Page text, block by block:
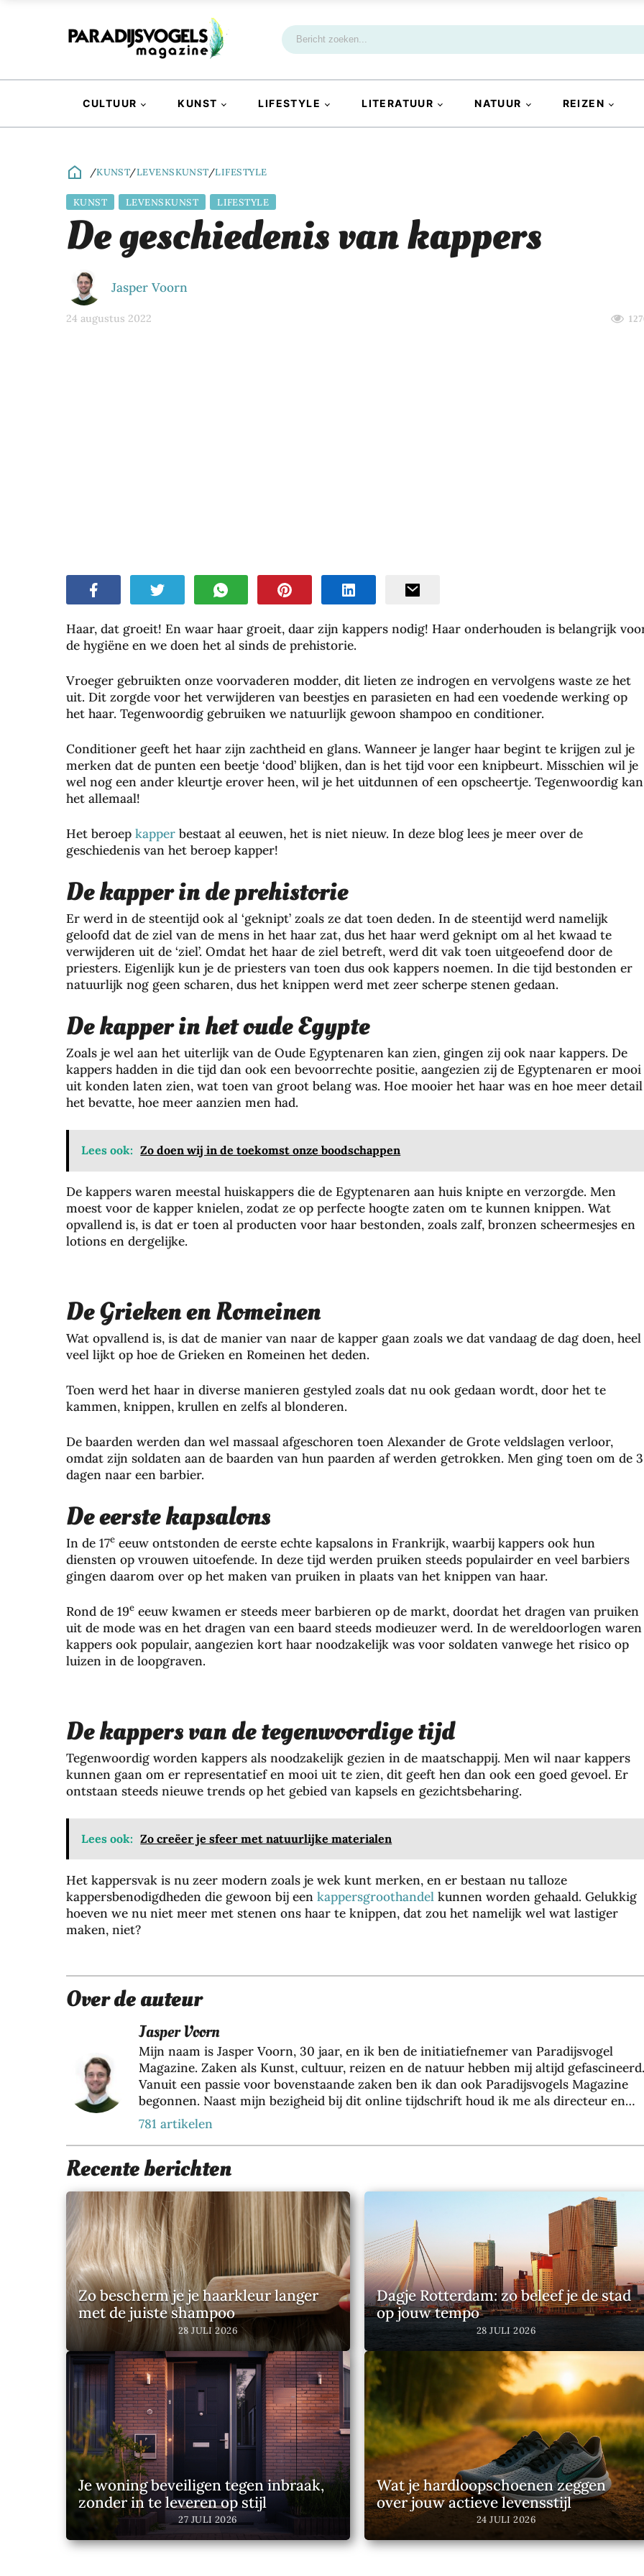
CULTUUR KUNST LIFESTYLE LITERATUUR NATUUR REIZEN
/KUNST/LEVENSKUNST/LIFESTYLE
KUNST LEVENSKUNST LIFESTYLE
De geschiedenis van kappers
Jasper Voorn
24 augustus 2022
Haar, dat groeit! En waar haar groeit, daar zijn kappers nodig! Haar onderhouden is belangrijk
de hygiëne en we doen het al sinds de prehistorie.
Vroeger gebruikten onze voorvaderen modder, dit lieten ze indrogen en vervolgens waste ze het
uit. Dit zorgde voor het verwijderen van beestjes en parasieten en had een voedende werking op
het haar. Tegenwoordig gebruiken we natuurlijk gewoon shampoo en conditioner.
Conditioner geeft het haar zijn zachtheid en glans. Wanneer je langer haar begint te krijgen zul je
merken dat de punten een beetje ‘dood’ blijken, dan is het tijd voor een knipbeurt. Misschien wil je
wel nog een ander kleurtje erover heen, wil je het uitdunnen of een opscheertje. Tegenwoordig kan
het allemaal!
Het beroep kapper bestaat al eeuwen, het is niet nieuw. In deze blog lees je meer over de
geschiedenis van het beroep kapper!
De kapper in de prehistorie
Er werd in de steentijd ook al ‘geknipt’ zoals ze dat toen deden. In de steentijd werd namelijk
geloofd dat de ziel van de mens in het haar zat, dus het haar werd geknipt om al het kwaad te
verwijderen uit de ‘ziel’. Omdat het haar de ziel betreft, werd dit vak toen uitgeoefend door de
priesters. Eigenlijk kun je de priesters van toen dus ook kappers noemen. In die tijd bestonden er
natuurlijk nog geen scharen, dus het knippen werd met zeer scherpe stenen gedaan.
De kapper in het oude Egypte
Zoals je wel aan het uiterlijk van de Oude Egyptenaren kan zien, gingen zij ook naar kappers. De
kappers hadden in die tijd dan ook een bevoorrechte positie, aangezien zij de Egyptenaren er mooi
uit konden laten zien, wat toen van groot belang was. Hoe mooier het haar was en hoe meer detail
het bevatte, hoe meer aanzien men had.
Lees ook: Zo doen wij in de toekomst onze boodschappen
De kappers waren meestal huiskappers die de Egyptenaren aan huis knipte en verzorgde. Men
moest voor de kapper knielen, zodat ze op perfecte hoogte zaten om te kunnen knippen. Wat
opvallend is, is dat er toen al producten voor haar bestonden, zoals zalf, bronzen scheermesjes en
lotions en dergelijke.
De Grieken en Romeinen
Wat opvallend is, is dat de manier van naar de kapper gaan zoals we dat vandaag de dag doen, heel
veel lijkt op hoe de Grieken en Romeinen het deden.
Toen werd het haar in diverse manieren gestyled zoals dat nu ook gedaan wordt, door het te
kammen, knippen, krullen en zelfs al blonderen.
De baarden werden dan wel massaal afgeschoren toen Alexander de Grote veldslagen verloor,
omdat zijn soldaten aan de baarden van hun paarden af werden getrokken. Men ging toen om de 3
dagen naar een barbier.
De eerste kapsalons
In de 17e eeuw ontstonden de eerste echte kapsalons in Frankrijk, waarbij kappers ook hun
diensten op vrouwen uitoefende. In deze tijd werden pruiken steeds populairder en veel barbiers
gingen daarom over op het maken van pruiken in plaats van het knippen van haar.
Rond de 19e eeuw kwamen er steeds meer barbieren op de markt, doordat het dragen van pruiken
uit de mode was en het dragen van een baard steeds modieuzer werd. In de wereldoorlogen waren
kappers ook populair, aangezien kort haar noodzakelijk was voor soldaten vanwege het risico op
luizen in de loopgraven.
De kappers van de tegenwoordige tijd
Tegenwoordig worden kappers als noodzakelijk gezien in de maatschappij. Men wil naar kappers
kunnen gaan om er representatief en mooi uit te zien, dit geeft hen dan ook een goed gevoel. Er
ontstaan steeds nieuwe trends op het gebied van kapsels en gezichtsbeharing.
Lees ook: Zo creëer je sfeer met natuurlijke materialen
Het kappersvak is nu zeer modern zoals je wek kunt merken, en er bestaan nu talloze
kappersbenodigdheden die gewoon bij een kappersgroothandel kunnen worden gehaald. Gelukkig
hoeven we nu niet meer met stenen ons haar te knippen, dat zou het namelijk wel wat lastiger
maken, niet?
Over de auteur
Jasper Voorn
Mijn naam is Jasper Voorn, 30 jaar, en ik ben de initiatiefnemer van Paradijsvogel
Magazine. Zaken als Kunst, cultuur, reizen en de natuur hebben mij altijd gefascineerd.
Vanuit een passie voor bovenstaande zaken ben ik dan ook Paradijsvogels Magazine
begonnen. Naast mijn bezigheid bij dit online tijdschrift houd ik me als directeur en
eigenaar van Web Wings BV, samen met een groeiend team van 35+ collega’s, dagelijks
bezig met het realiseren van online marketing resultaten voor meer dan 200
verschillende klanten. Hier richten wij ons voornamelijk op duurzame marketing door
lange termijn resultaat te halen via zoekmachine optimalisatie. Binnen Paradijsvogel
verdiepen in de wereld om ons heen samen. Mijn doel is om vanuit Paradijsvogel
Magazine jaarlijks 2 miljoen mensen te kunnen bereiken met interessante verhalen en
kennis uit deze prachtige paradijselijke wereld die wij met z’n alle mogen bewandelen.
781 artikelen
Recente berichten
Zo bescherm je je haarkleur langer
met de juiste shampoo
28 JULI 2026
Dagje Rotterdam: zo beleef je de stad
op jouw tempo
28 JULI 2026
Je woning beveiligen tegen inbraak,
zonder in te leveren op stijl
27 JULI 2026
Wat je hardloopschoenen zeggen
over jouw actieve levensstijl
24 JULI 2026